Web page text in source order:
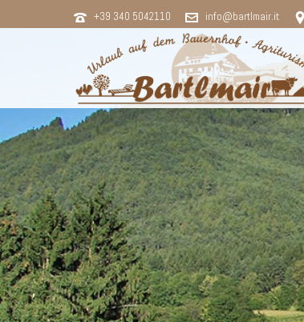
+39 340 5042110 info@bartlmair.it